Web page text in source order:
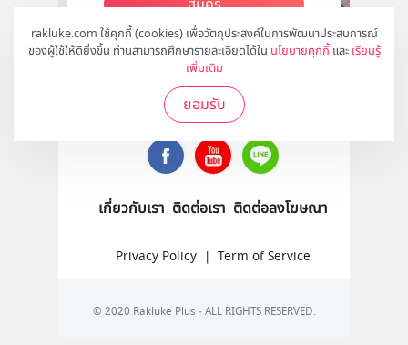
rakluke.com ใช้คุกกี้ (cookies) เพื่อวัตถุประสงค์ในการพัฒนาประสบการณ์
ของผู้ใช้ให้ดียิ่งขึ้น ท่านสามารถศึกษารายละเอียดได้ใน นโยบายคุกกี้ และ เรียนรู้
เพิ่มเติม
ยอมรับ
สมัคร
ติดตามเราได้ที่
เกี่ยวกับเรา ติดต่อเรา ติดต่อลงโฆษณา
Privacy Policy | Term of Service
© 2020 Rakluke Plus - ALL RIGHTS RESERVED.